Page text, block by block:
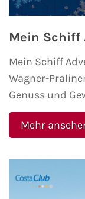
AIDA
AIDA
AIDA
AIDA
AIDA
AIDA Ostsee
AIDA Orient
Mein Schiff
Mein Schiff
Wagner-
Genuss und
Mehr